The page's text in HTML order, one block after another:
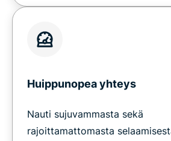
Huippunopea yhteys
Nauti sujuvammasta sekä
rajoittamattomasta